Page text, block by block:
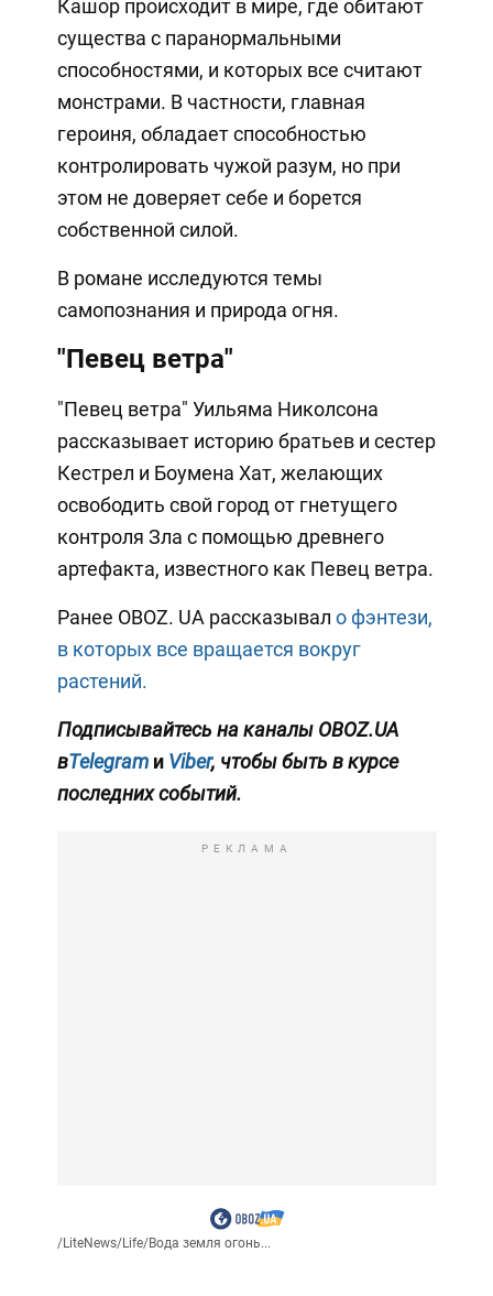
Кашор происходит в мире, где обитают
существа с паранормальными
способностями, и которых все считают
монстрами. В частности, главная
героиня, обладает способностью
контролировать чужой разум, но при
этом не доверяет себе и борется
собственной силой.
В романе исследуются темы
самопознания и природа огня.
"Певец ветра"
"Певец ветра" Уильяма Николсона
рассказывает историю братьев и сестер
Кестрел и Боумена Хат, желающих
освободить свой город от гнетущего
контроля Зла с помощью древнего
артефакта, известного как Певец ветра.
Ранее OBOZ. UA рассказывал о фэнтези,
в которых все вращается вокруг
растений.
Подписывайтесь на каналы OBOZ.UA
вTelegramи Viber, чтобы быть в курсе
последних событий.
РЕКЛАМА
/LiteNews/Life/Вода земля огонь...